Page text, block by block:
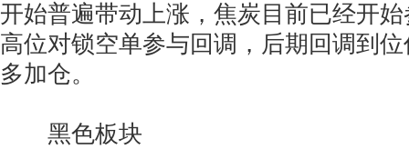
开始普遍带动上涨，焦炭目前已经开
高位对锁空单参与回调，后期回调到
多加仓。
黑色板块